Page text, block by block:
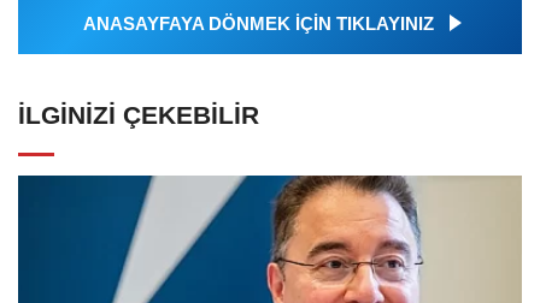
ANASAYFAYA DÖNMEK İÇİN TIKLAYINIZ
İLGINIZI ÇEKEBILIR